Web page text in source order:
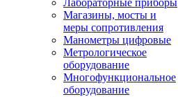
Лабораторные приборы
Магазины, мосты и
меры сопротивления
Манометры цифровые
Метрологическое
оборудование
Многофункциональное
оборудование